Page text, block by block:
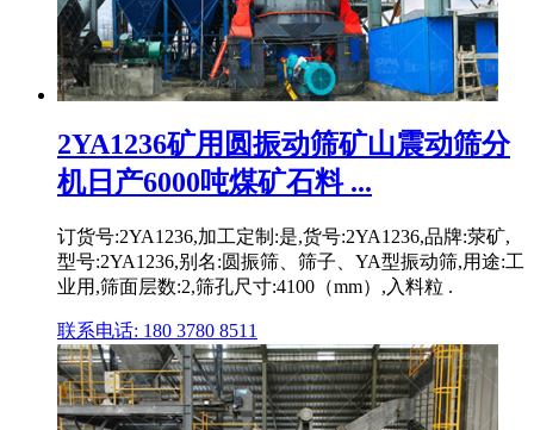
2YA1236矿用圆振动筛矿山震动筛分
机日产6000吨煤矿石料 ...
订货号:2YA1236,加工定制:是,货号:2YA1236,品牌:荥矿,
型号:2YA1236,别名:圆振筛、筛子、YA型振动筛,用途:工
业用,筛面层数:2,筛孔尺寸:4100（mm）,入料粒 .
联系电话: 180 3780 8511